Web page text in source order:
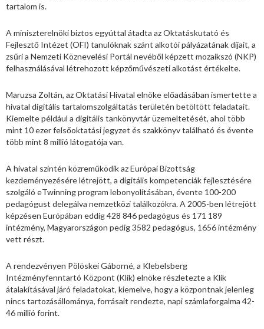
tartalom is.
A miniszterelnöki biztos egyúttal átadta az Oktatáskutató és
Fejlesztő Intézet (OFI) tanulóknak szánt alkotói pályázatának díjait, a
zsűri a Nemzeti Köznevelési Portál nevéből képzett mozaikszó (NKP)
felhasználásával létrehozott képzőművészeti alkotást értékelte.
Maruzsa Zoltán, az Oktatási Hivatal elnöke előadásában ismertette a
hivatal digitális tartalomszolgáltatás területén betöltött feladatait.
Kiemelte például a digitális tankönyvtár üzemeltetését, ahol több
mint 10 ezer felsőoktatási jegyzet és szakkönyv található és évente
több mint 8 millió látogatója van.
A hivatal szintén közreműködik az Európai Bizottság
kezdeményezésére létrejött, a digitális kompetenciák fejlesztésére
szolgáló eTwinning program lebonyolításában, évente 100-200
pedagógust delegálva nemzetközi találkozókra. A 2005-ben létrejött
képzésen Európában eddig 428 846 pedagógus és 171 189
intézmény, Magyarországon pedig 3582 pedagógus, 1656 intézmény
vett részt.
A rendezvényen Pölöskei Gáborné, a Klebelsberg
Intézményfenntartó Központ (Klik) elnöke részletezte a Klik
átalakításával járó feladatokat, kiemelve, hogy a központnak jelenleg
nincs tartozásállománya, forrásait rendezte, napi számlaforgalma 42-
46 millió forint.